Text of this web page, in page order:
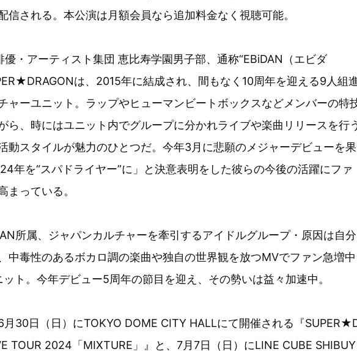
信される。本公演は月額会員なら追加料金なく視聴可能。
優・アーティスト集団 恵比寿学園男子部、通称“EBiDAN（エビダ
は、2015年に結成され、間もなく10周年を迎える9人組
ャーユニット。ラップやヒューマンビートボックスなどメンバーの特
ら、時にはユニット内でグループに分かれライブや楽曲リリースを行
動スタイルが魅力のひとつだ。今年3月に悲願のメジャーデビューを果
年を“スパドライヤー”に」と決意表明をした彼らの今後の活躍にファ
まっている。
所属、ジャパンカルチャーを牽引するアイドルグループ・原因は自分
中毒性のあるボカロ調の楽曲や独自の世界観を放つMVでファン急増中
ト。今年デビュー5周年の節目を迎え、その勢いは益々加速中。
月30日（日）にTOKYO DOME CITY HALLにて開催される『
TOUR 2024「MIXTURE」』と、7月7日（日）にLINE CUBE SHIBUY